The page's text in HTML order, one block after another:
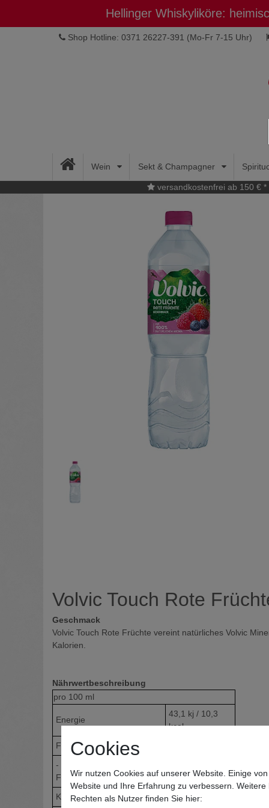
Hellinger Whiskyliköre:
Shop Hotline: 0371 26227-391 (Mo-Fr 7-15 Uhr)
Wein Sekt & Champagner
versandkostenfrei ab 150 € *
Volvic Touch Rote
Geschmack
Volvic Touch Rote Früchte vereint natürliches Volvic
Kalorien.
Nährwertbeschreibung
pro 100 ml
Energie
43,1 kj / 10,3
kcal
Fett
- davon gesättigte
Fettsäuren
0
Kohlenhydrate
2,4
Cookies
Wir nutzen Cookies auf unserer Website. Einige
Website und Ihre Erfahrung zu verbessern.
Rechten als Nutzer finden Sie hier: